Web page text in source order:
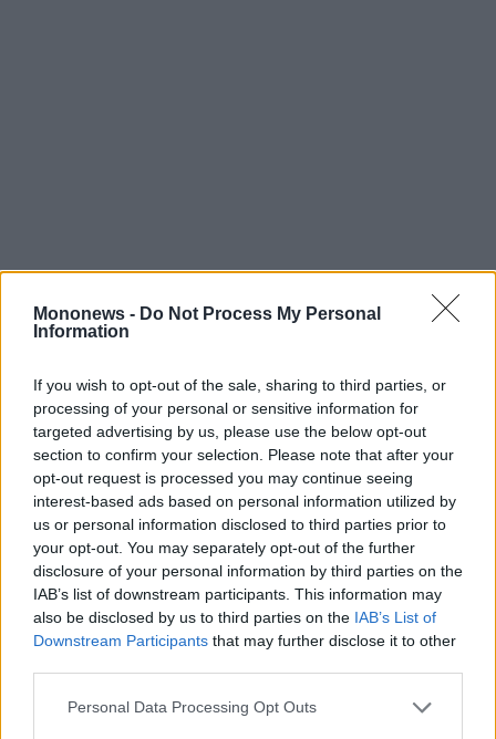
Mononews - Do Not Process My Personal
Information
If you wish to opt-out of the sale, sharing to third parties, or
processing of your personal or sensitive information for
targeted advertising by us, please use the below opt-out
section to confirm your selection. Please note that after your
opt-out request is processed you may continue seeing
interest-based ads based on personal information utilized by
us or personal information disclosed to third parties prior to
your opt-out. You may separately opt-out of the further
disclosure of your personal information by third parties on the
IAB’s list of downstream participants. This information may
also be disclosed by us to third parties on the IAB’s List of
Downstream Participants that may further disclose it to other
Personal Data Processing Opt Outs